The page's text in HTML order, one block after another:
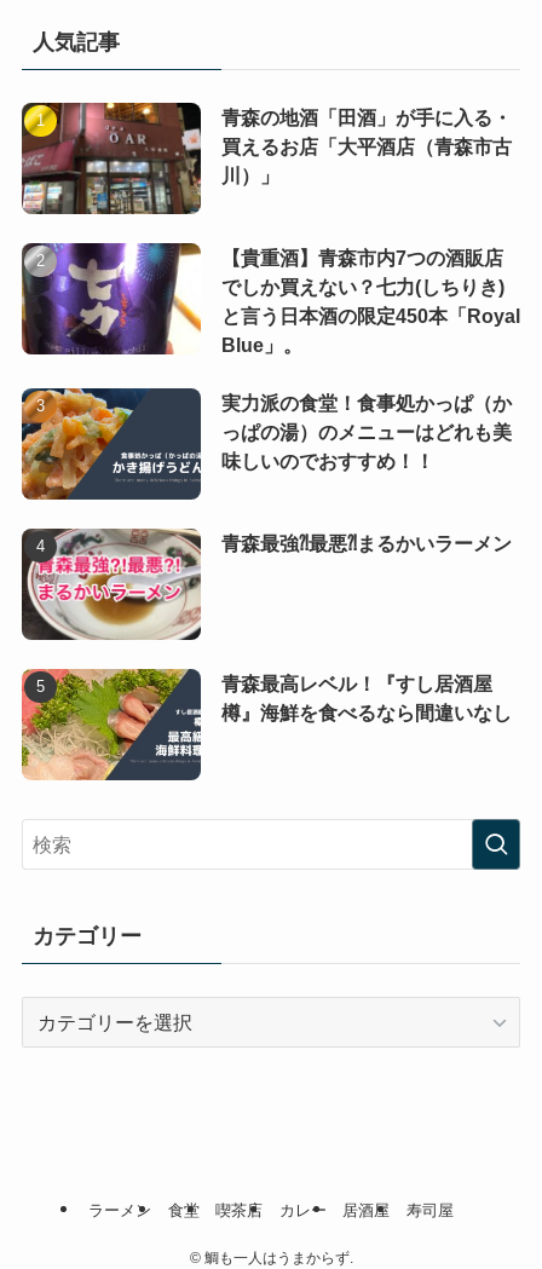
人気記事
青森の地酒「田酒」が手に入る・
買えるお店「大平酒店（青森市古
川）」
【貴重酒】青森市内7つの酒販店
でしか買えない？七力(しちりき)
と言う日本酒の限定450本「Royal
Blue」。
実力派の食堂！食事処かっぱ（か
っぱの湯）のメニューはどれも美
味しいのでおすすめ！！
青森最強⁈最悪⁈まるかいラーメン
青森最高レベル！『すし居酒屋
樽』海鮮を食べるなら間違いなし
カテゴリー
ラーメン 食堂 喫茶店 カレー 居酒屋 寿司屋
©鯛も一人はうまからず.